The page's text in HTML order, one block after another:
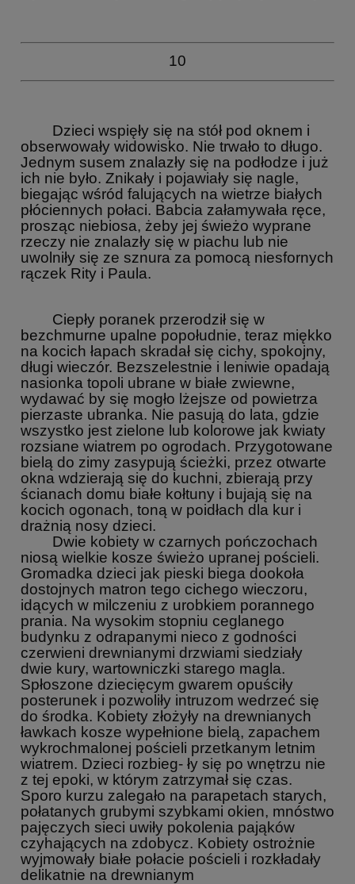
10
Dzieci wspięły się na stół pod oknem i
obserwowały widowisko. Nie trwało to długo.
Jednym susem znalazły się na podłodze i już
ich nie było. Znikały i pojawiały się nagle,
biegając wśród falujących na wietrze białych
płóciennych połaci. Babcia załamywała ręce,
prosząc niebiosa, żeby jej świeżo wyprane
rzeczy nie znalazły się w piachu lub nie
uwolniły się ze sznura za pomocą niesfornych
rączek Rity i Paula.
Ciepły poranek przerodził się w
bezchmurne upalne popołudnie, teraz miękko
na kocich łapach skradał się cichy, spokojny,
długi wieczór. Bezszelestnie i leniwie opadają
nasionka topoli ubrane w białe zwiewne,
wydawać by się mogło lżejsze od powietrza
pierzaste ubranka. Nie pasują do lata, gdzie
wszystko jest zielone lub kolorowe jak kwiaty
rozsiane wiatrem po ogrodach. Przygotowane
bielą do zimy zasypują ścieżki, przez otwarte
okna wdzierają się do kuchni, zbierają przy
ścianach domu białe kołtuny i bujają się na
kocich ogonach, toną w poidłach dla kur i
drażnią nosy dzieci.
Dwie kobiety w czarnych pończochach
niosą wielkie kosze świeżo upranej pościeli.
Gromadka dzieci jak pieski biega dookoła
dostojnych matron tego cichego wieczoru,
idących w milczeniu z urobkiem porannego
prania. Na wysokim stopniu ceglanego
budynku z odrapanymi nieco z godności
czerwieni drewnianymi drzwiami siedziały
dwie kury, wartowniczki starego magla.
Spłoszone dziecięcym gwarem opuściły
posterunek i pozwoliły intruzom wedrzeć się
do środka. Kobiety złożyły na drewnianych
ławkach kosze wypełnione bielą, zapachem
wykrochmalonej pościeli przetkanym letnim
wiatrem. Dzieci rozbieg- ły się po wnętrzu nie
z tej epoki, w którym zatrzymał się czas.
Sporo kurzu zalegało na parapetach starych,
połatanych grubymi szybkami okien, mnóstwo
pajęczych sieci uwiły pokolenia pająków
czyhających na zdobycz. Kobiety ostrożnie
wyjmowały białe połacie pościeli i rozkładały
delikatnie na drewnianym